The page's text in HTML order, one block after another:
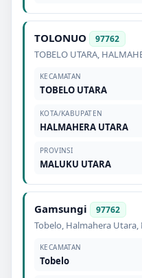
TOLONUO 97762
TOBELO UTARA,
KECAMATAN
TOBELO UTARA
KOTA/KABUPATEN
HALMAHERA UTARA
PROVINSI
MALUKU UTARA
Gamsungi 97762
Tobelo, Halmahera Utara,
KECAMATAN
Tobelo